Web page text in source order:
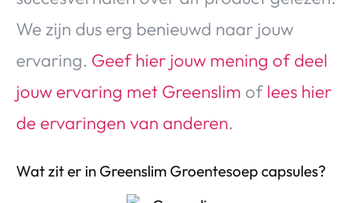
Food & Drinks Health & Beauty Gadgets
Huis & Tuin
Travel
We zijn dus erg benieuwd naar jouw
ervaring. Geef hier jouw mening of deel
jouw ervaring met Greenslim of lees hier
de ervaringen van anderen.
Wat zit er in Greenslim Groentesoep capsules?